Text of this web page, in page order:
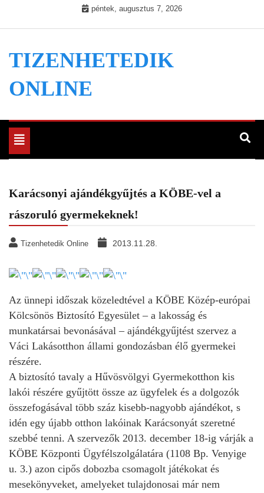
péntek, augusztus 7, 2026
TIZENHETEDIK
ONLINE
Toggle
navigation
Karácsonyi ajándékgyűjtés a KÖBE-vel a
rászoruló gyermekeknek!
Tizenhetedik Online 2013.11.28.
Az ünnepi időszak közeledtével a KÖBE Közép-európai
Kölcsönös Biztosító Egyesület – a lakosság és
munkatársai bevonásával – ajándékgyűjtést szervez a
Váci Lakásotthon állami gondozásban élő gyermekei
részére.
A biztosító tavaly a Hűvösvölgyi Gyermekotthon kis
lakói részére gyűjtött össze az ügyfelek és a dolgozók
összefogásával több száz kisebb-nagyobb ajándékot, s
idén egy újabb otthon lakóinak Karácsonyát szeretné
szebbé tenni. A szervezők 2013. december 18-ig várják a
KÖBE Központi Ügyfélszolgálatára (1108 Bp. Venyige
u. 3.) azon cipős dobozba csomagolt játékokat és
mesekönyveket, amelyeket tulajdonosai már nem